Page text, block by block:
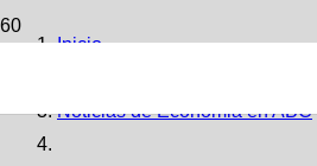
Inicio
Noticias de Economia en ABC